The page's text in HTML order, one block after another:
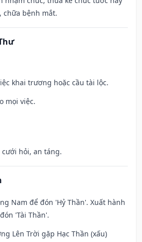
chữa bệnh mắt.
khai trương hoặc cầu tài lộc.
mọi việc.
cưới hỏi, an táng.
Nam để đón 'Hỷ Thần'. Xuất hành
'Tài Thần'.
Lên Trời gặp Hạc Thần (xấu)